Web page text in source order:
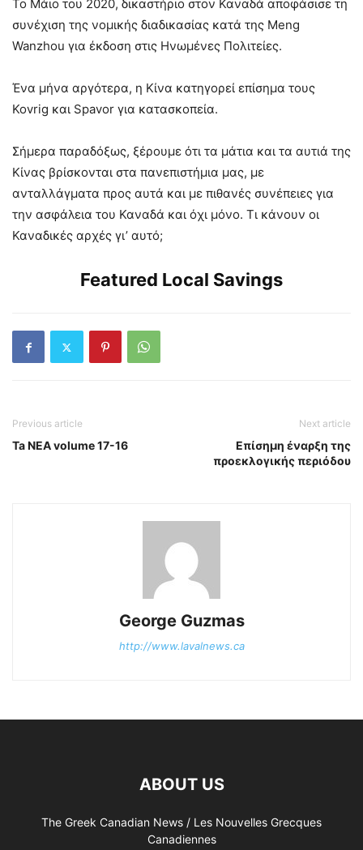
Το Μάιο του 2020, δικαστήριο στον Καναδά αποφάσισε τη
συνέχιση της νομικής διαδικασίας κατά της Meng
Wanzhou για έκδοση στις Ηνωμένες Πολιτείες.
Ένα μήνα αργότερα, η Κίνα κατηγορεί επίσημα τους
Kovrig και Spavor για κατασκοπεία.
Σήμερα παραδόξως, ξέρουμε ότι τα μάτια και τα αυτιά της
Κίνας βρίσκονται στα πανεπιστήμια μας, με
ανταλλάγματα προς αυτά και με πιθανές συνέπειες για
την ασφάλεια του Καναδά και όχι μόνο. Τι κάνουν οι
Καναδικές αρχές γι’ αυτό;
Featured Local Savings
Previous article
Ta NEA volume 17-16
Next article
Επίσημη έναρξη της
προεκλογικής περιόδου
George Guzmas
http://www.lavalnews.ca
ABOUT US
The Greek Canadian News / Les Nouvelles Grecques
Canadiennes